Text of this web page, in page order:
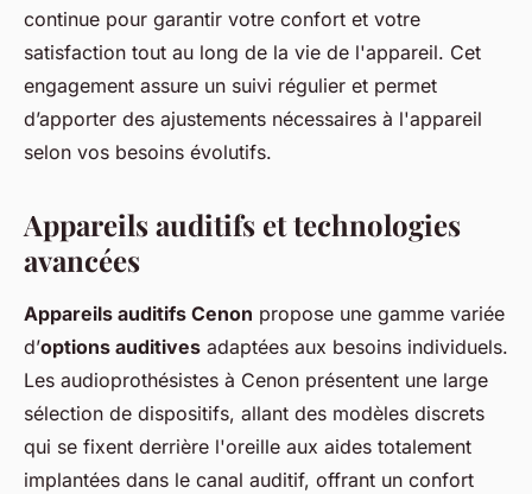
continue pour garantir votre confort et votre
satisfaction tout au long de la vie de l'appareil. Cet
engagement assure un suivi régulier et permet
d’apporter des ajustements nécessaires à l'appareil
selon vos besoins évolutifs.
Appareils auditifs et technologies
avancées
Appareils auditifs Cenon propose une gamme variée
d’options auditives adaptées aux besoins individuels.
Les audioprothésistes à Cenon présentent une large
sélection de dispositifs, allant des modèles discrets
qui se fixent derrière l'oreille aux aides totalement
implantées dans le canal auditif, offrant un confort